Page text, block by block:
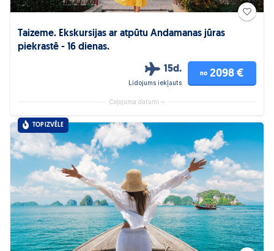
Taizeme. Ekskursijas ar atpūtu Andamanas jūras
piekrastē - 16 dienas.
15d.
Lidojums iekļauts
no 2098 €
Ceļojuma datumi
TOP IZVĒLE